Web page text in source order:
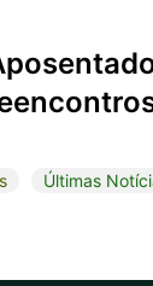
Últimas